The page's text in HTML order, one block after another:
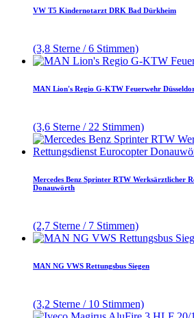
VW T5 Kindernotarzt DRK Bad Dürkheim
(3,8 Sterne / 6 Stimmen)
MAN Lion's Regio G-KTW Feuerwehr
(3,6 Sterne / 22 Stimmen)
Mercedes Benz Sprinter RTW Werksärztlicher
Donauwörth
(2,7 Sterne / 7 Stimmen)
MAN NG VWS Rettungsbus Siegen
(3,2 Sterne / 10 Stimmen)